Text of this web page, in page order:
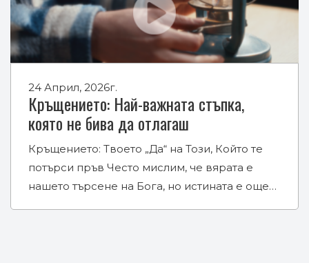
24 Април, 2026г.
Кръщението: Най-важната стъпка,
която не бива да отлагаш
Кръщението: Твоето „Да“ на Този, Който те
потърси пръв Често мислим, че вярата е
нашето търсене на Бога, но истината е още…